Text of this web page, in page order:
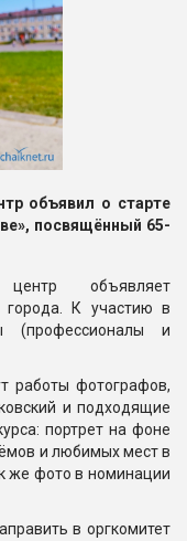
объявил о старте
посвящённый 65-
центр объявляет
города. К участию в
(профессионалы и
работы фотографов,
и подходящие
портрет на фоне
и любимых мест в
же фото в номинации
в оргкомитет